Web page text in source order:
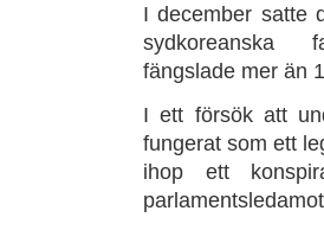
I december satte
sydkoreanska
fängslade mer än
I ett försök att
fungerat som ett
ihop ett